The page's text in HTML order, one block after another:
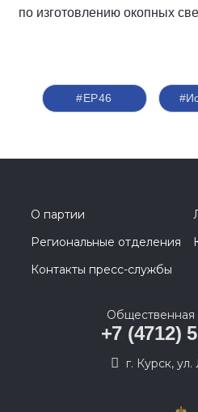
по изготовлению окопных
#ЕР46
О партии
Региональные отделения
Контакты пресс-службы
Общественная
+7 (4712)
г. Курск, ул.